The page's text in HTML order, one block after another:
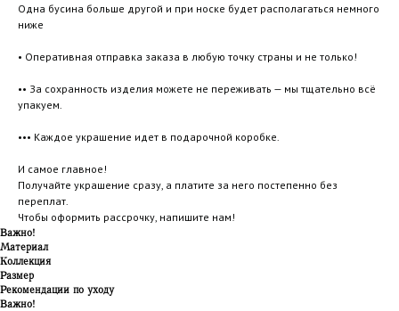
Одна бусина больше другой и при носке будет располагаться немного
ниже
• Оперативная отправка заказа в любую точку страны и не только!
•• За сохранность изделия можете не переживать — мы тщательно всё
упакуем.
••• Каждое украшение идет в подарочной коробке.
И самое главное!
Получайте украшение сразу, а платите за него постепенно без
переплат.
Чтобы оформить рассрочку, напишите нам!
Важно!
Материал
Коллекция
Размер
Рекомендации по уходу
Важно!